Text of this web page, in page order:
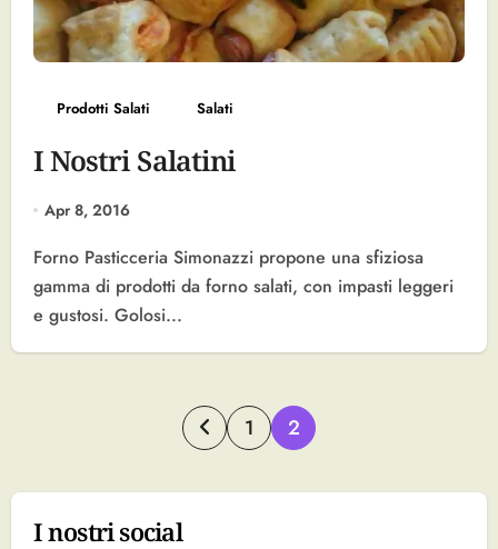
Prodotti Salati Salati
I Nostri Salatini
Apr 8, 2016
Forno Pasticceria Simonazzi propone una sfiziosa
gamma di prodotti da forno salati, con impasti leggeri
e gustosi. Golosi...
Paginazione
degli
articoli
1 2
I nostri social